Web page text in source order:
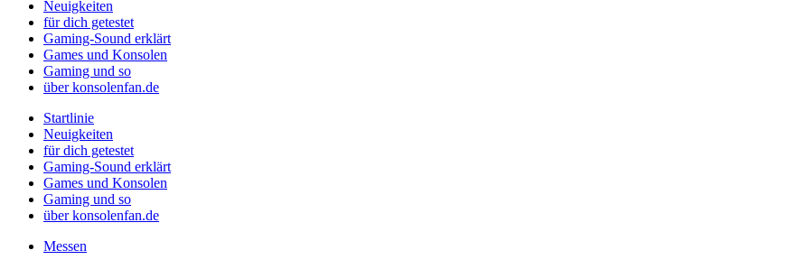
Neuigkeiten
für dich getestet
Gaming-Sound erklärt
Games und Konsolen
Gaming und so
über konsolenfan.de
Startlinie
Neuigkeiten
für dich getestet
Gaming-Sound erklärt
Games und Konsolen
Gaming und so
über konsolenfan.de
Messen